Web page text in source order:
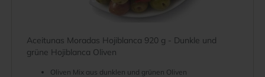
Aceitunas Moradas Hojiblanca 920 g - Dunkle und
grüne Hojiblanca Oliven
Oliven Mix aus dunklen und grünen Oliven